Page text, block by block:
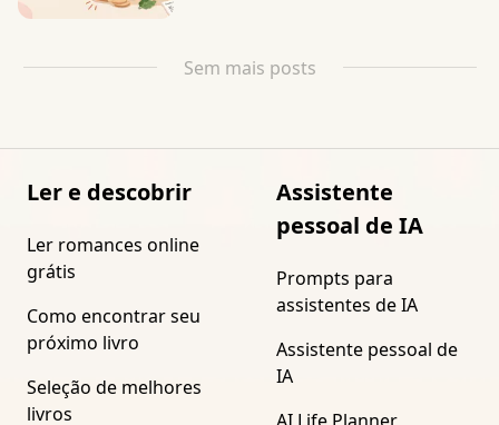
Sem mais posts
Ler e descobrir
Ler romances online
grátis
Como encontrar seu
próximo livro
Seleção de melhores
livros
Assistente
pessoal de IA
Prompts para
assistentes de IA
Assistente pessoal de
IA